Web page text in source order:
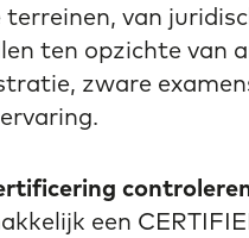
terreinen, van
ten opzichte van
zware
een